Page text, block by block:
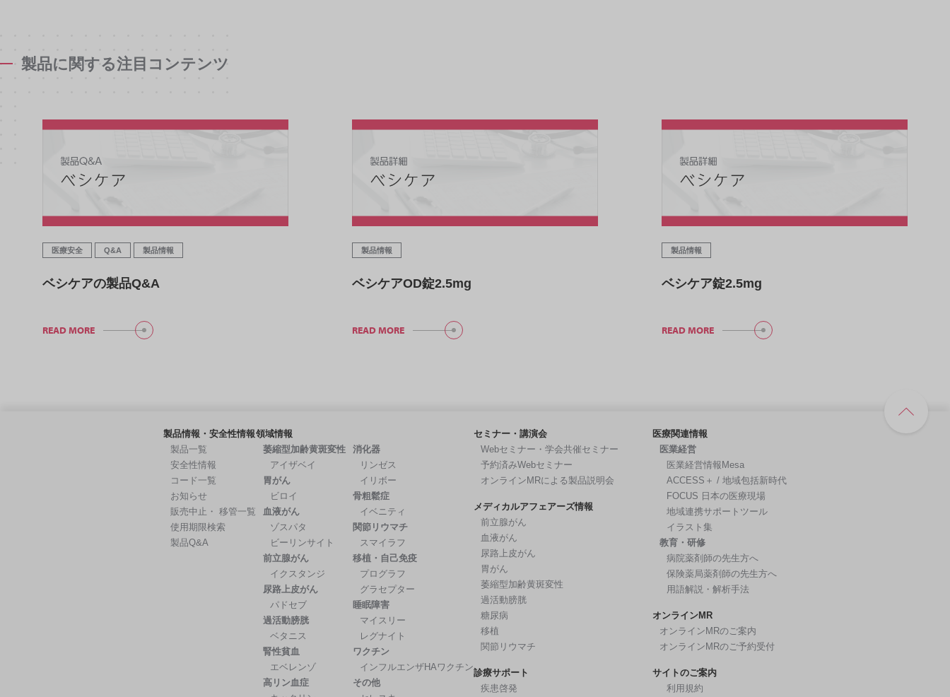
製品に関する注目コンテンツ
医療安全 Q&A 製品情報
ベシケアの製品Q&A
READ MORE
製品情報
ベシケアOD錠2.5mg
READ MORE
製品情報
ベシケア錠2.5mg
READ MORE
製品情報・安全性情報
製品一覧
安全性情報
コード一覧
お知らせ
販売中止・ 移管一覧
使用期限検索
製品Q&A
領域情報
萎縮型加齢黄斑変性
アイザベイ
胃がん
ビロイ
血液がん
ゾスパタ
ビーリンサイト
前立腺がん
イクスタンジ
尿路上皮がん
パドセブ
過活動膀胱
ベタニス
腎性貧血
エベレンゾ
高リン血症
消化器
リンゼス
イリボー
骨粗鬆症
イベニティ
関節リウマチ
スマイラフ
移植・自己免疫
プログラフ
グラセプター
睡眠障害
マイスリー
レグナイト
ワクチン
インフルエンザHAワクチン
その他
セミナー・講演会
Webセミナー・学会共催セミナー
予約済みWebセミナー
オンラインMRによる製品説明会
メディカルアフェアーズ情報
前立腺がん
血液がん
尿路上皮がん
胃がん
萎縮型加齢黄斑変性
過活動膀胱
糖尿病
移植
関節リウマチ
診療サポート
疾患啓発
医療関連情報
医業経営
医業経営情報Mesa
ACCESS＋ / 地域包括新時代
FOCUS 日本の医療現場
地域連携サポートツール
イラスト集
教育・研修
病院薬剤師の先生方へ
保険薬局薬剤師の先生方へ
用語解説・解析手法
オンラインMR
オンラインMRのご案内
オンラインMRのご予約受付
サイトのご案内
利用規約